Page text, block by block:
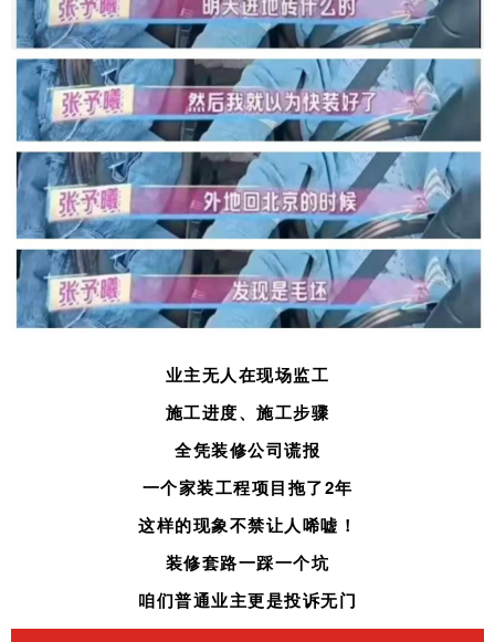
业主无人在现场监工
施工进度、施工步骤
全凭装修公司谎报
一个家装工程项目拖了2年
这样的现象不禁让人唏嘘！
装修套路一踩一个坑
咱们普通业主更是投诉无门